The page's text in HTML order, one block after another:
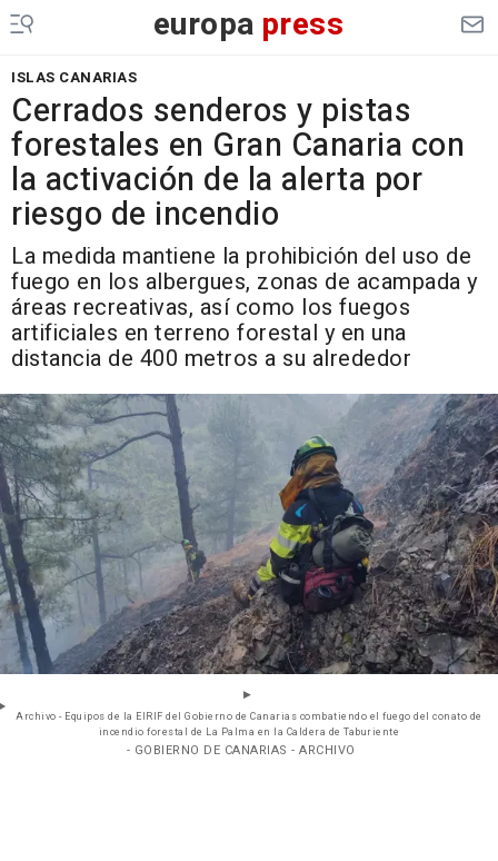
europa press
ISLAS CANARIAS
Cerrados senderos y pistas
forestales en Gran Canaria con
la activación de la alerta por
riesgo de incendio
La medida mantiene la prohibición del uso de
fuego en los albergues, zonas de acampada y
áreas recreativas, así como los fuegos
artificiales en terreno forestal y en una
distancia de 400 metros a su alrededor
Archivo - Equipos de la EIRIF del Gobierno de Canarias combatiendo el fuego del conato de
incendio forestal de La Palma en la Caldera de Taburiente
- GOBIERNO DE CANARIAS - ARCHIVO